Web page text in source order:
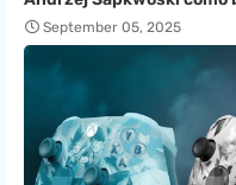
September 05, 2025